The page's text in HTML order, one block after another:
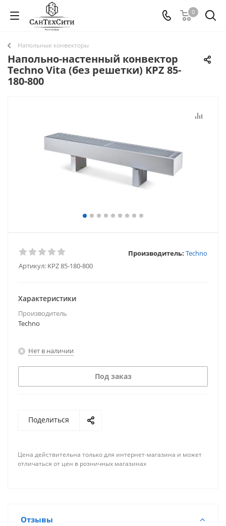
0
Напольные конвекторы
Напольно-настенный конвектор
Techno Vita (без решетки) KPZ 85-
180-800
Артикул: KPZ 85-180-800
Производитель: Techno
Характеристики
Производитель
Techno
Нет в наличии
Под заказ
Поделиться
Цена действительна только для интернет-магазина и может
отличаться от цен в розничных магазинах
Отзывы